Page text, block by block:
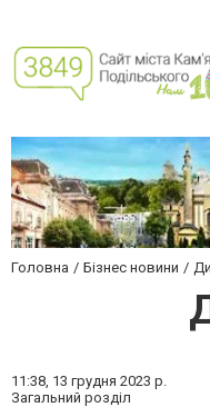
Головна Бізнес новини
11:38, 13 грудня 2023 р.
Загальний розділ